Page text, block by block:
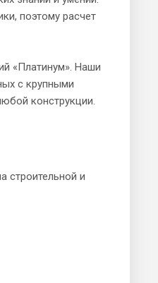
поэтому расчет
«Платинум». Наши
с крупными
конструкции.
строительной и